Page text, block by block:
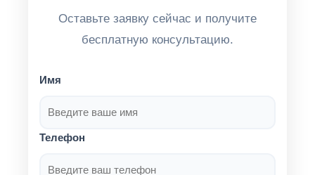
Оставьте заявку сейчас и получите
бесплатную консультацию.
Имя
Телефон